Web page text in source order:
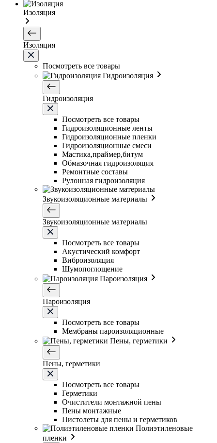
Изоляция
Изоляция
Посмотреть все товары
Гидроизоляция
Гидроизоляция
Посмотреть все товары
Гидроизоляционные ленты
Гидроизоляционные пленки
Гидроизоляционные смеси
Мастика,праймер,битум
Обмазочная гидроизоляция
Ремонтные составы
Рулонная гидроизоляция
Звукоизоляционные материалы
Звукоизоляционные материалы
Посмотреть все товары
Акустический комфорт
Виброизоляция
Шумопоглощение
Пароизоляция
Пароизоляция
Посмотреть все товары
Мембраны пароизоляционные
Пены, герметики
Пены, герметики
Посмотреть все товары
Герметики
Очистители монтажной пены
Пены монтажные
Пистолеты для пены и герметиков
Полиэтиленовые
пленки